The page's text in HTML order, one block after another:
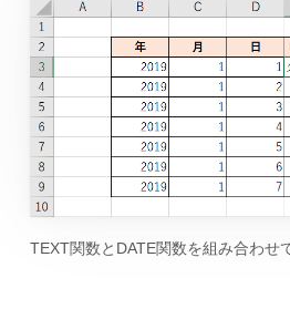
TEXT関数とDATE関数を組み合わせ